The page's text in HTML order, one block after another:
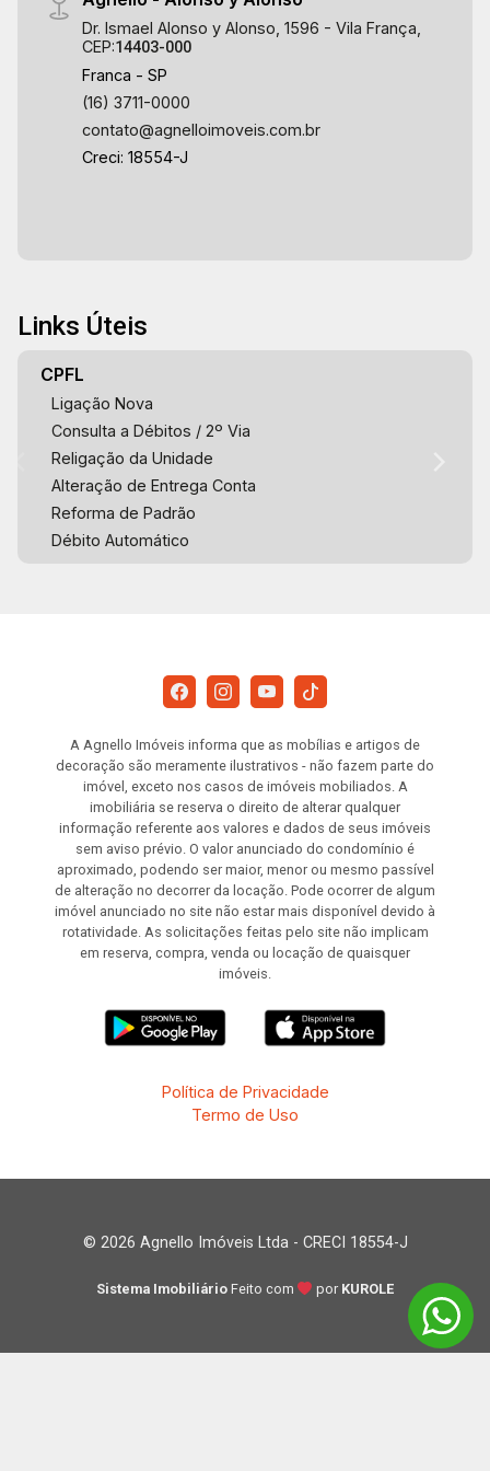
Dr. Ismael Alonso y Alonso, 1596 - Vila França,
CEP:14403-000
Franca - SP
(16) 3711-0000
contato@agnelloimoveis.com.br
Creci: 18554-J
Links Úteis
CPFL
Ligação Nova
Consulta a Débitos / 2º Via
Religação da Unidade
Alteração de Entrega Conta
Reforma de Padrão
Débito Automático
A Agnello Imóveis informa que as mobílias e artigos de
decoração são meramente ilustrativos - não fazem parte do
imóvel, exceto nos casos de imóveis mobiliados. A
imobiliária se reserva o direito de alterar qualquer
informação referente aos valores e dados de seus imóveis
sem aviso prévio. O valor anunciado do condomínio é
aproximado, podendo ser maior, menor ou mesmo passível
de alteração no decorrer da locação. Pode ocorrer de algum
imóvel anunciado no site não estar mais disponível devido à
rotatividade. As solicitações feitas pelo site não implicam
em reserva, compra, venda ou locação de quaisquer
imóveis.
Política de Privacidade
Termo de Uso
© 2026 Agnello Imóveis Ltda - CRECI 18554-J
Sistema Imobiliário Feito com por KUROLE